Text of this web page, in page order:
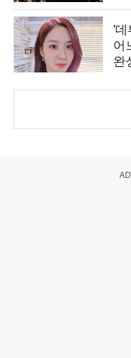
'데
어
완